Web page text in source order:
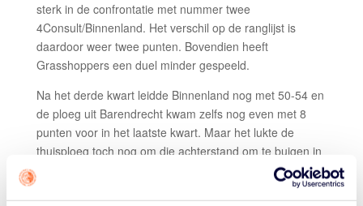
sterk in de confrontatie met nummer twee
4Consult/Binnenland. Het verschil op de ranglijst is
daardoor weer twee punten. Bovendien heeft
Grasshoppers een duel minder gespeeld.
Na het derde kwart leidde Binnenland nog met 50-54 en
de ploeg uit Barendrecht kwam zelfs nog even met 8
punten voor in het laatste kwart. Maar het lukte de
thuisploeg toch nog om die achterstand om te buigen in
een 68-67 voorsprong en in de slotfase de zege in
veilige haven te loodsen. Ilse Kuijt was met 18 punten